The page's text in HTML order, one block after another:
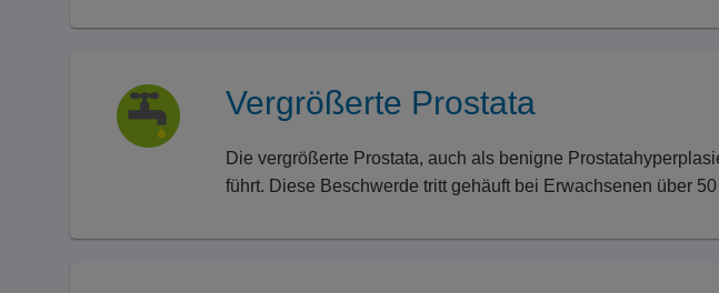
Vergrößerte Prostata
Die vergrößerte Prostata, auch als benigne
führt. Diese Beschwerde tritt gehäuft bei Erwachsenen über 50